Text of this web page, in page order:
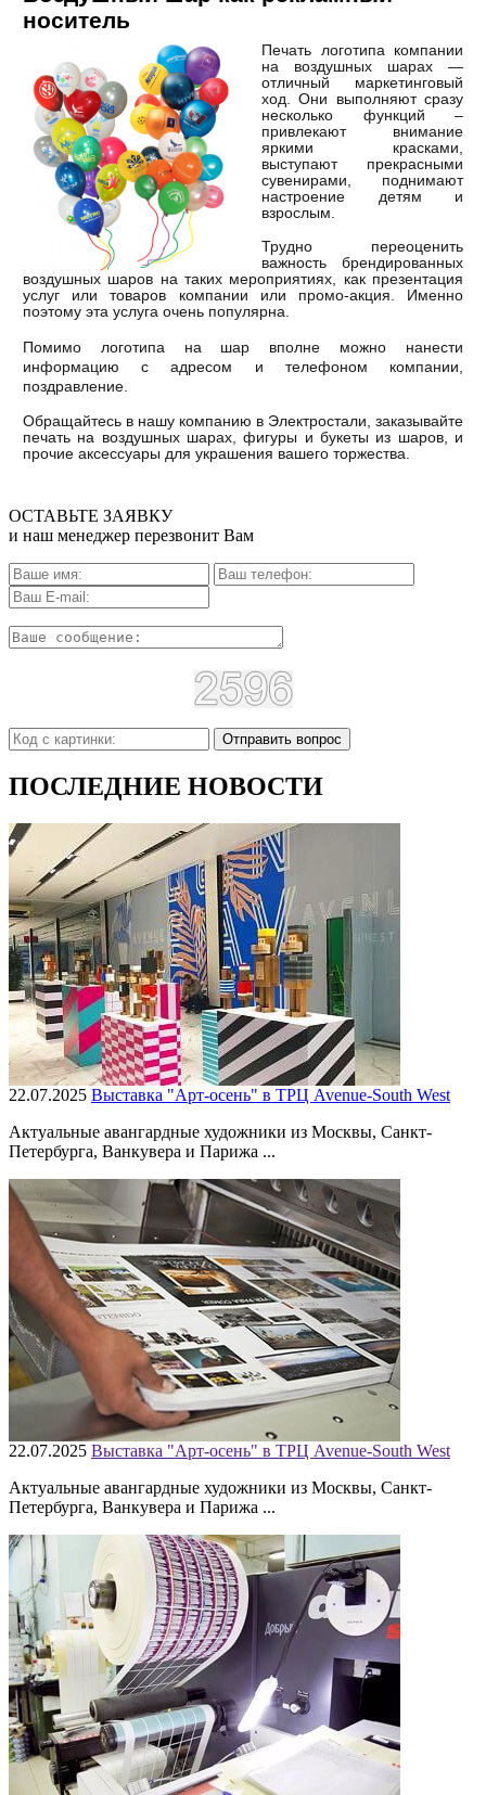
носитель
Печать логотипа компании
на воздушных шарах —
отличный маркетинговый
ход. Они выполняют сразу
несколько функций –
привлекают внимание
яркими красками,
выступают прекрасными
сувенирами, поднимают
настроение детям и
взрослым.
Трудно переоценить
важность брендированных
воздушных шаров на таких мероприятиях, как презентация
услуг или товаров компании или промо-акция. Именно
поэтому эта услуга очень популярна.
Помимо логотипа на шар вполне можно нанести
информацию с адресом и телефоном компании,
поздравление.
Обращайтесь в нашу компанию в Электростали, заказывайте
печать на воздушных шарах, фигуры и букеты из шаров, и
прочие аксессуары для украшения вашего торжества.
ОСТАВЬТЕ ЗАЯВКУ
и наш менеджер перезвонит Вам
Отправить вопрос
ПОСЛЕДНИЕ НОВОСТИ
22.07.2025 Выставка "Арт-осень" в ТРЦ Avenue-South West
Актуальные авангардные художники из Москвы, Санкт-
Петербурга, Ванкувера и Парижа ...
22.07.2025 Выставка "Арт-осень" в ТРЦ Avenue-South West
Актуальные авангардные художники из Москвы, Санкт-
Петербурга, Ванкувера и Парижа ...